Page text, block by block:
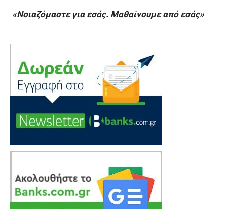
«Νοιαζόμαστε για εσάς. Μαθαίνουμε από εσάς»